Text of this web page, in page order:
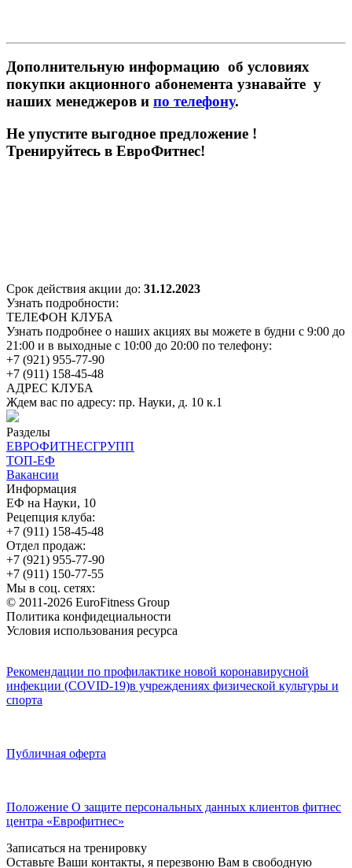
Дополнительную информацию об условиях
покупки акционного абонемента узнавайте у
наших менеджеров и по телефону.
Не упустите выгодное предложение !
Тренируйтесь в ЕвроФитнес!
Срок действия акции до: 31.12.2023
Узнать подробности:
ТЕЛЕФОН КЛУБА
Узнать подробнее о наших акциях вы можете в будни с 9:00 до
21:00 и в выходные с 10:00 до 20:00 по телефону:
+7 (921) 955-77-90
+7 (911) 158-45-48
АДРЕС КЛУБА
Ждем вас по адресу: пр. Науки, д. 10 к.1
Разделы
ЕВРОФИТНЕСГРУПП
ТОП-ЕФ
Вакансии
Информация
ЕФ на Науки, 10
Рецепция клуба:
+7 (911) 158-45-48
Отдел продаж:
+7 (921) 955-77-90
+7 (911) 150-77-55
Мы в соц. сетях:
© 2011-2026 EuroFitness Group
Политика конфидециальности
Условия использования ресурса
Рекомендации по профилактике новой коронавирусной
инфекции (COVID-19)в учреждениях физической культуры и
спорта
Публичная оферта
Положение О защите персональных данных клиентов фитнес
центра «Еврофитнес»
Записаться на тренировку
Оставьте Ваши контакты, я перезвоню Вам в свободную